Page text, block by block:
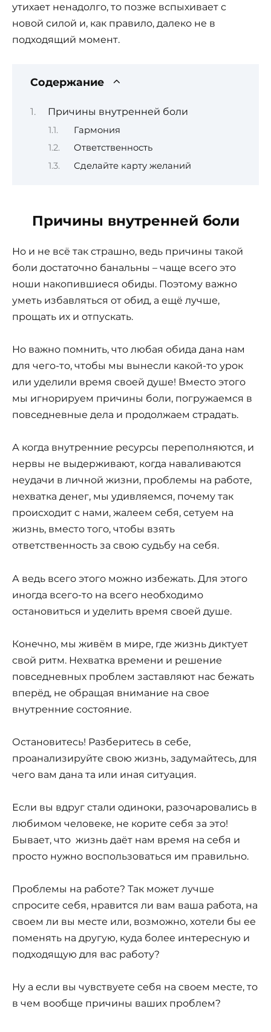
утихает ненадолго, то позже вспыхивает с
новой силой и, как правило, далеко не в
подходящий момент.
Содержание
Причины внутренней боли
Гармония
Ответственность
Сделайте карту желаний
Причины внутренней боли
Но и не всё так страшно, ведь причины такой
боли достаточно банальны – чаще всего это
ноши накопившиеся обиды. Поэтому важно
уметь избавляться от обид, а ещё лучше,
прощать их и отпускать.
Но важно помнить, что любая обида дана нам
для чего-то, чтобы мы вынесли какой-то урок
или уделили время своей душе! Вместо этого
мы игнорируем причины боли, погружаемся в
повседневные дела и продолжаем страдать.
А когда внутренние ресурсы переполняются, и
нервы не выдерживают, когда наваливаются
неудачи в личной жизни, проблемы на работе,
нехватка денег, мы удивляемся, почему так
происходит с нами, жалеем себя, сетуем на
жизнь, вместо того, чтобы взять
ответственность за свою судьбу на себя.
А ведь всего этого можно избежать. Для этого
иногда всего-то на всего необходимо
остановиться и уделить время своей душе.
Конечно, мы живём в мире, где жизнь диктует
свой ритм. Нехватка времени и решение
повседневных проблем заставляют нас бежать
вперёд, не обращая внимание на свое
внутренние состояние.
Остановитесь! Разберитесь в себе,
проанализируйте свою жизнь, задумайтесь, для
чего вам дана та или иная ситуация.
Если вы вдруг стали одиноки, разочаровались в
любимом человеке, не корите себя за это!
Бывает, что жизнь даёт нам время на себя и
просто нужно воспользоваться им правильно.
Проблемы на работе? Так может лучше
спросите себя, нравится ли вам ваша работа, на
своем ли вы месте или, возможно, хотели бы ее
поменять на другую, куда более интересную и
подходящую для вас работу?
Ну а если вы чувствуете себя на своем месте, то
в чем вообще причины ваших проблем?